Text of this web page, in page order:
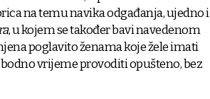
na temu navika odgađanja, ujedno i
, u kojem se također bavi navedenom
poglavito ženama koje žele imati
vrijeme provoditi opušteno, bez